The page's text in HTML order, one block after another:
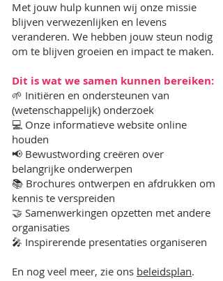
Met jouw hulp kunnen wij onze missie
blijven verwezenlijken en levens
veranderen. We hebben jouw steun nodig
om te blijven groeien en impact te maken.
Dit is wat we samen kunnen bereiken:
🌱 Initiëren en ondersteunen van
(wetenschappelijk) onderzoek
💻 Onze informatieve website online
houden
📢 Bewustwording creëren over
belangrijke onderwerpen
📚 Brochures ontwerpen en afdrukken om
kennis te verspreiden
🤝 Samenwerkingen opzetten met andere
organisaties
🎤 Inspirerende presentaties organiseren
En nog veel meer, zie ons beleidsplan.